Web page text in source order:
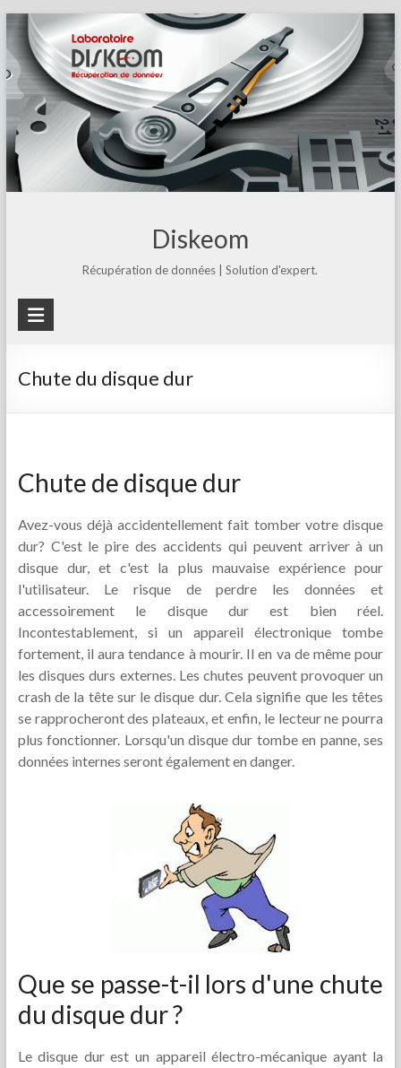
Skip
to
content
Diskeom
Récupération de données | Solution d'expert.
Chute du disque dur
Chute de disque dur
Avez-vous déjà accidentellement fait tomber votre disque
dur? C'est le pire des accidents qui peuvent arriver à un
disque dur, et c'est la plus mauvaise expérience pour
l'utilisateur. Le risque de perdre les données et
accessoirement le disque dur est bien réel.
Incontestablement, si un appareil électronique tombe
fortement, il aura tendance à mourir. Il en va de même pour
les disques durs externes. Les chutes peuvent provoquer un
crash de la tête sur le disque dur. Cela signifie que les têtes
se rapprocheront des plateaux, et enfin, le lecteur ne pourra
plus fonctionner. Lorsqu'un disque dur tombe en panne, ses
données internes seront également en danger.
Que se passe-t-il lors d'une chute
du disque dur ?
Le disque dur est un appareil électro-mécanique ayant la